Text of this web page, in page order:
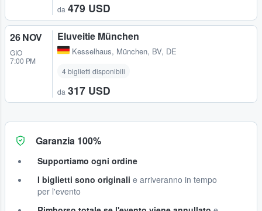
da 479 USD
26 NOV
GIO
7:00 PM
Eluveitie München
Kesselhaus, München, BV, DE
4 biglietti disponibili
da 317 USD
Garanzia 100%
Supportiamo ogni ordine
I biglietti sono originali e arriveranno in tempo
per l'evento